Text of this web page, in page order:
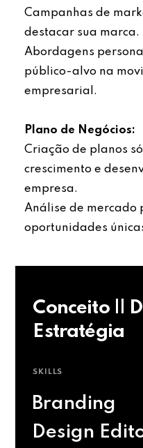
Campanhas de
destacar sua marca.
Abordagens
público-alvo na
empresarial.
Plano de Negócios:
Criação de planos
crescimento e
empresa.
Análise de mercado
oportunidades
Conceito ||
Estratégia
SKILLS
Branding
Design